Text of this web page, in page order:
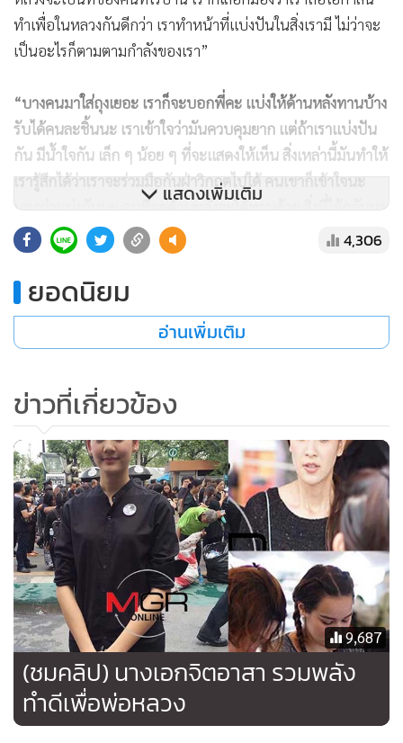
ทำเพื่อในหลวงกันดีกว่า เราทำหน้าที่แบ่งปันในสิ่งเรามี ไม่ว่าจะ
เป็นอะไรก็ตามตามกำลังของเรา”
“บางคนมาใส่ถุงเยอะ เราก็จะบอกพี่คะ แบ่งให้ด้านหลังทานบ้าง
รับได้คนละชิ้นนะ เราเข้าใจว่ามันควบคุมยาก แต่ถ้าเราแบ่งปัน
กัน มีน้ำใจกัน เล็ก ๆ น้อย ๆ ที่จะแสดงให้เห็น สิ่งเหล่านี้มันทำให้
เรารู้สึกได้ว่าเราจะร่วมมือกันฝ่าวิกฤตไปได้ คนเขาก็เข้าใจนะ
บอกว่าแบ่งกันนะ คนที่อยู่ด้านหลังจะได้ทานด้วย สิ่งที่ได้กลับมา
คือรอยยิ้ม สิ่งเหล่านี้มันอยู่เข้าไปในใจของเรา เรามองมันให้เป็น
พลังบวก มันอาจจะมองแล้วรู้สึกแย่ที่ใส่ถุงยังชีพเนอะ แต่เรา
เลือกมองในมุมกลับกันว่าวันนี้เรามาทำเพื่ออะไร เรามาทำเพื่อ
พ่อ ถ้าเขาเอาไปแล้วเขาทานอิ่มท้องเรามีความสุข”
ภูมิใจเคยเป็นตัวแทนคนไทยถือพระบรมฉายาลักษณ์ที่ประเทศ
เกาหลี ขอทำความดียึดตามคำพ่อสอน
“พ่อแม่บุ๊คโก๊ะปลูกฝังมาตลอดเกี่ยวกับทุกเรื่องของพระบาท
สมเด็จพระเจ้าอยู่หัวในรัชกาลที่ ๙ ว่าท่านทรงงานหนักเพื่อ
ประชาชน ตอนเราเรียนหนังสือเราก็ได้ซึมซับ เคยมีโอกาสได้เดิน
ทางไปร่วมงานที่ประเทศเกาหลี แล้วเราเป็นตัวแทนคนไทยถือ
พระบรมฉายาลักษณ์ท่าน ทุกครั้งที่เราถือ คนเกาหลีเขาจะถาม
ว่าเราถือรูปใคร เราก็บอกว่าเป็นพระมหากษัตริย์ของ
ประเทศไทย เขาก็รู้สึกแปลกใจเพราะประเทศเขาไม่มีพระเจ้า
แผ่นดิน ไม่มีพระมหากษัตริย์”
“สิ่งเหล่านี้มันไม่ได้แค่เป็นความภูมิใจต่อตัวเองเท่านั้น แต่เป็น
ความภูมิใจมาถึงองค์กร และครอบครัวด้วย สิ่งที่บุ๊คโก๊ะจะยึดต่อ
แสดงเพิ่มเติม
4,306
ยอดนิยม
อ่านเพิ่มเติม
ข่าวที่เกี่ยวข้อง
9,687
(ชมคลิป) นางเอกจิตอาสา รวมพลัง
ทำดีเพื่อพ่อหลวง